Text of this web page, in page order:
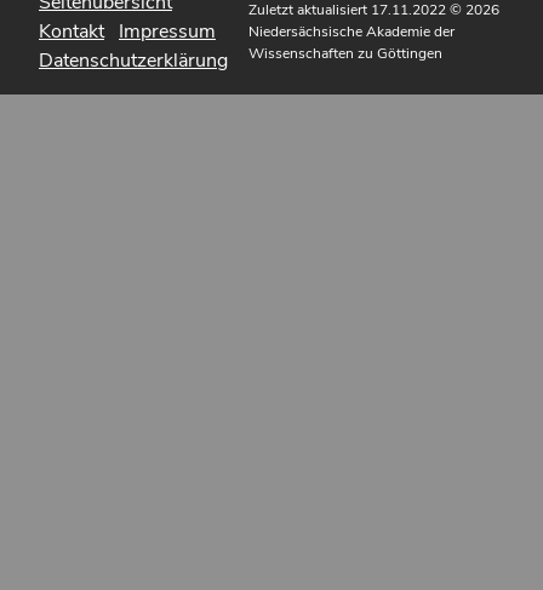
Kontakt Impressum
Datenschutzerklärung
Zuletzt aktualisiert 17.11.2022© 2026
Niedersächsische Akademie der
Wissenschaften zu Göttingen